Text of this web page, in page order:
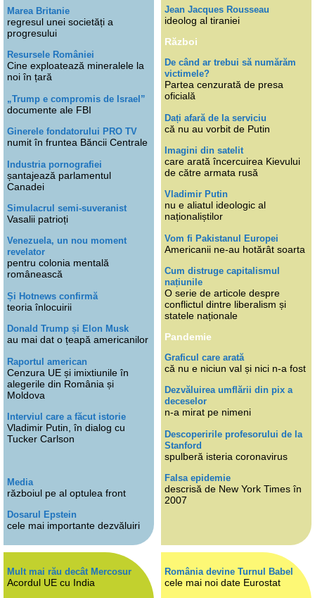
Marea Britanie
regresul unei societăți a
progresului
Resursele României
Cine exploatează mineralele la
noi în țară
„Trump e compromis de Israel”
documente ale FBI
Ginerele fondatorului PRO TV
numit în fruntea Băncii Centrale
Industria pornografiei
șantajează parlamentul
Canadei
Simulacrul semi-suveranist
Vasalii patrioți
Venezuela, un nou moment
revelator
pentru colonia mentală
românească
Și Hotnews confirmă
teoria înlocuirii
Donald Trump și Elon Musk
au mai dat o țeapă americanilor
Raportul american
Cenzura UE și imixtiunile în
alegerile din România și
Moldova
Interviul care a făcut istorie
Vladimir Putin, în dialog cu
Tucker Carlson
Media
războiul pe al optulea front
Dosarul Epstein
cele mai importante dezvăluiri
Jean Jacques Rousseau
ideolog al tiraniei
Război
De când ar trebui să numărăm
victimele?
Partea cenzurată de presa
oficială
Dați afară de la serviciu
că nu au vorbit de Putin
Imagini din satelit
care arată încercuirea Kievului
de către armata rusă
Vladimir Putin
nu e aliatul ideologic al
naționaliștilor
Vom fi Pakistanul Europei
Americanii ne-au hotărât soarta
Cum distruge capitalismul
națiunile
O serie de articole despre
conflictul dintre liberalism și
statele naționale
Pandemie
Graficul care arată
că nu e niciun val și nici n-a fost
Dezvăluirea umflării din pix a
deceselor
n-a mirat pe nimeni
Descoperirile profesorului de la
Stanford
spulberă isteria coronavirus
Falsa epidemie
descrisă de New York Times în
2007
Mult mai rău decât Mercosur
Acordul UE cu India
România devine Turnul Babel
cele mai noi date Eurostat